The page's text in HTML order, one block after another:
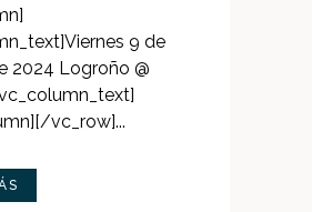
9 de
2024 Logroño @
vc_row]...